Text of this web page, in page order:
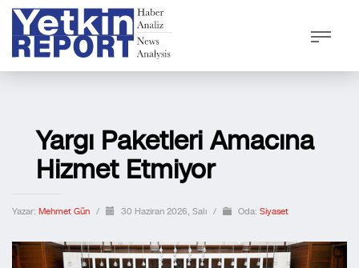
Yargı Paketleri Amacına
Hizmet Etmiyor
Yazar: Mehmet Gün / 30 Haziran 2026, Salı / Oda: Siyaset